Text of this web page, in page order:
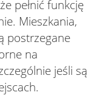
pełnić funkcję
Mieszkania,
postrzegane
na
jeśli są